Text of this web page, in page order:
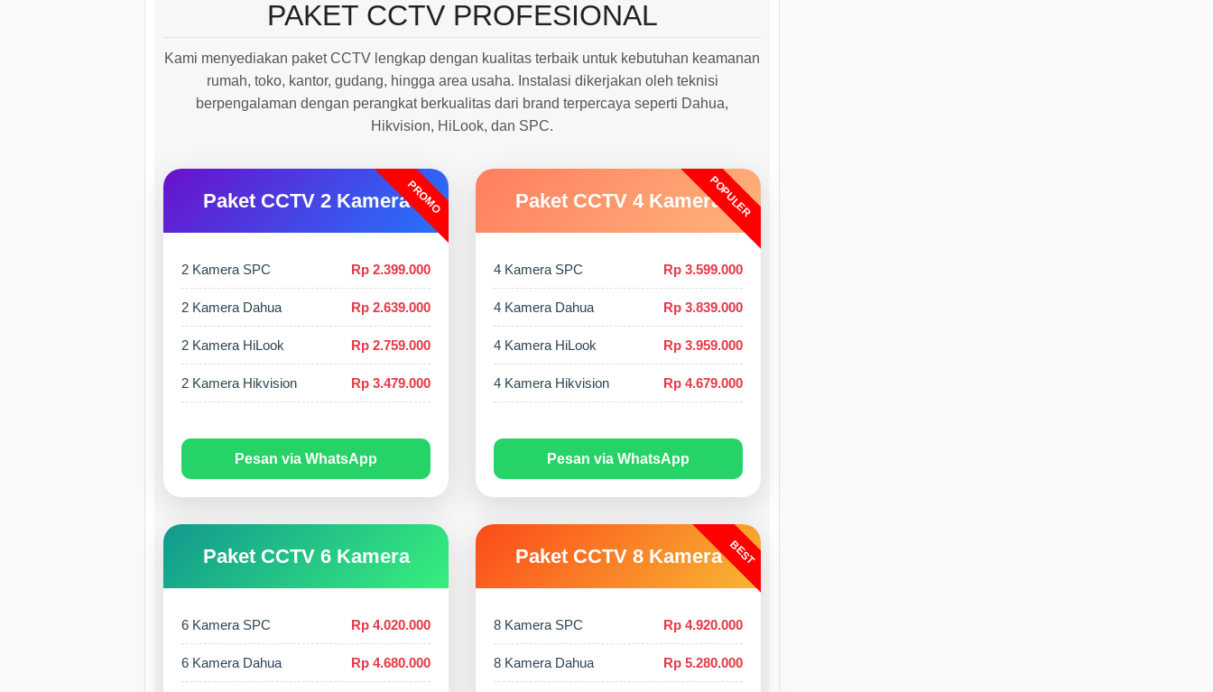
PAKET CCTV PROFESIONAL
Kami menyediakan paket CCTV lengkap dengan kualitas terbaik untuk kebutuhan keamanan
rumah, toko, kantor, gudang, hingga area usaha. Instalasi dikerjakan oleh teknisi
berpengalaman dengan perangkat berkualitas dari brand terpercaya seperti Dahua,
Hikvision, HiLook, dan SPC.
PROMO
Paket CCTV 2 Kamera
2 Kamera SPC Rp 2.399.000
2 Kamera Dahua Rp 2.639.000
2 Kamera HiLook Rp 2.759.000
2 Kamera Hikvision Rp 3.479.000
Pesan via WhatsApp
POPULER
Paket CCTV 4 Kamera
4 Kamera SPC Rp 3.599.000
4 Kamera Dahua Rp 3.839.000
4 Kamera HiLook Rp 3.959.000
4 Kamera Hikvision Rp 4.679.000
Pesan via WhatsApp
Paket CCTV 6 Kamera
6 Kamera SPC Rp 4.020.000
6 Kamera Dahua Rp 4.680.000
BEST
Paket CCTV 8 Kamera
8 Kamera SPC Rp 4.920.000
8 Kamera Dahua Rp 5.280.000